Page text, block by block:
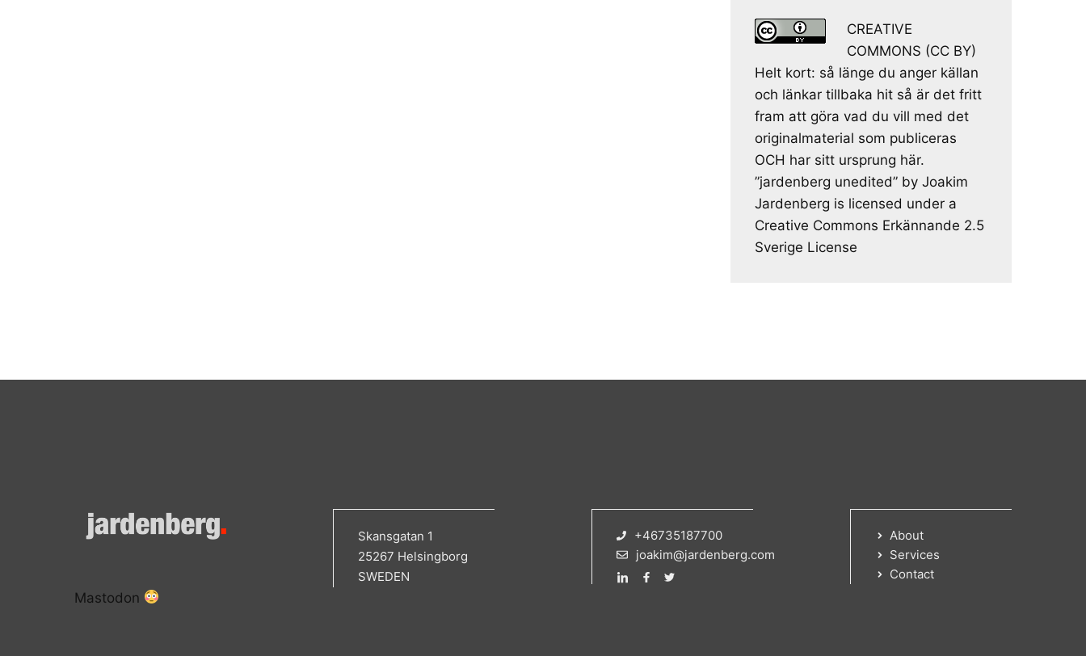
CREATIVE
COMMONS (CC BY)
Helt kort: så länge du anger källan
och länkar tillbaka hit så är det fritt
fram att göra vad du vill med det
originalmaterial som publiceras
OCH har sitt ursprung här.
”jardenberg unedited” by Joakim
Jardenberg is licensed under a
Creative Commons Erkännande 2.5
Sverige License
Skansgatan 1
25267 Helsingborg
SWEDEN
+46735187700
joakim@jardenberg.com
About
Services
Contact
Mastodon